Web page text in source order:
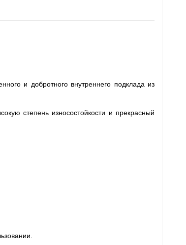
и добротного внутреннего подклада из
степень износостойкости и прекрасный